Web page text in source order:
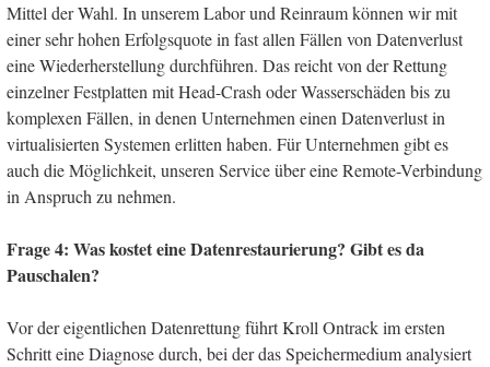
Mittel der Wahl. In unserem Labor und Reinraum können wir mit
einer sehr hohen Erfolgsquote in fast allen Fällen von Datenverlust
eine Wiederherstellung durchführen. Das reicht von der Rettung
einzelner Festplatten mit Head-Crash oder Wasserschäden bis zu
komplexen Fällen, in denen Unternehmen einen Datenverlust in
virtualisierten Systemen erlitten haben. Für Unternehmen gibt es
auch die Möglichkeit, unseren Service über eine Remote-Verbindung
in Anspruch zu nehmen.
Frage 4: Was kostet eine Datenrestaurierung? Gibt es da
Pauschalen?
Vor der eigentlichen Datenrettung führt Kroll Ontrack im ersten
Schritt eine Diagnose durch, bei der das Speichermedium analysiert